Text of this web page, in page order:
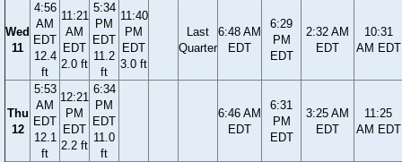
Wed
11
4:56
AM
EDT
12.4
ft
11:21
AM
EDT
2.0 ft
5:34
PM
EDT
11.2
ft
11:40
PM
EDT
3.0 ft
Last
Quarter
6:48 AM
EDT
6:29
PM
EDT
2:32 AM
EDT
10:31
AM EDT
Thu
12
5:53
AM
EDT
12.1
ft
12:21
PM
EDT
2.2 ft
6:34
PM
EDT
11.0
ft
6:46 AM
EDT
6:31
PM
EDT
3:25 AM
EDT
11:25
AM EDT